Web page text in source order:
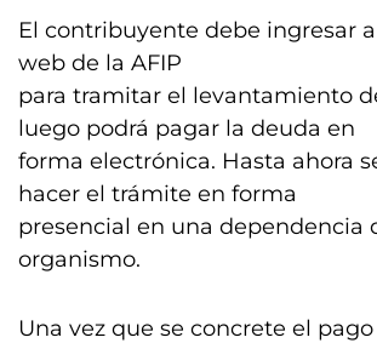
El contribuyente debe ingresar
web de la AFIP
para tramitar el levantamiento
luego podrá pagar la deuda en
forma electrónica. Hasta ahora
hacer el trámite en forma
presencial en una dependencia
organismo.
Una vez que se concrete el